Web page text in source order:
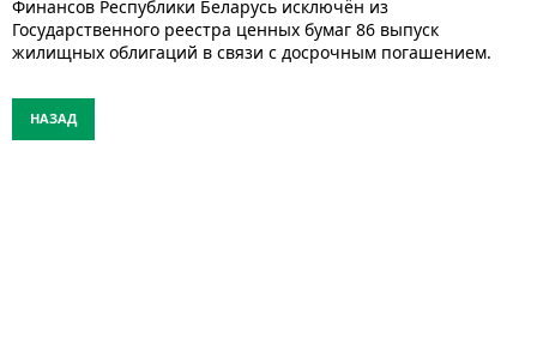
Финансов Республики Беларусь исключён из
Государственного реестра ценных бумаг 86 выпуск
жилищных облигаций в связи с досрочным погашением.
НАЗАД